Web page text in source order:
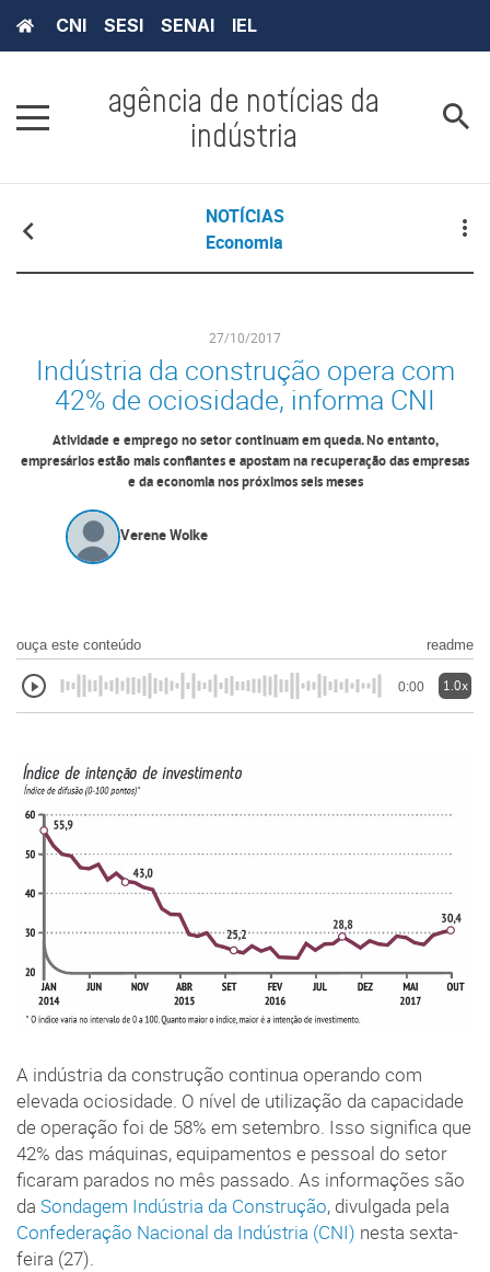
CNI SESI SENAI IEL
agência de notícias da
indústria
NOTÍCIAS
Economia
27/10/2017
Indústria da construção opera com
42% de ociosidade, informa CNI
Atividade e emprego no setor continuam em queda. No entanto,
empresários estão mais confiantes e apostam na recuperação das empresas
e da economia nos próximos seis meses
Verene Wolke
ouça este conteúdo readme
0:00 1.0x
A indústria da construção continua operando com
elevada ociosidade. O nível de utilização da capacidade
de operação foi de 58% em setembro. Isso significa que
42% das máquinas, equipamentos e pessoal do setor
ficaram parados no mês passado. As informações são
da Sondagem Indústria da Construção, divulgada pela
Confederação Nacional da Indústria (CNI) nesta sexta-
feira (27).